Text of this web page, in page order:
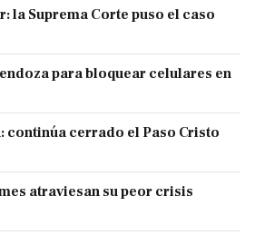
la Suprema Corte puso el caso
para bloquear celulares en
continúa cerrado el Paso Cristo
atraviesan su peor crisis